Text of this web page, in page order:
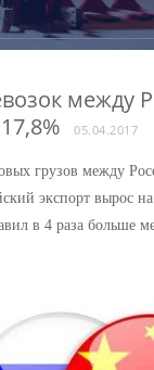
между
05.04.2017
грузов между
экспорт вырос
в 4 раза больше